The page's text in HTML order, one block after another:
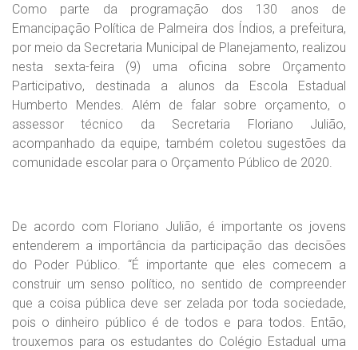
Como parte da programação dos 130 anos de
Emancipação Política de Palmeira dos Índios, a prefeitura,
por meio da Secretaria Municipal de Planejamento, realizou
nesta sexta-feira (9) uma oficina sobre Orçamento
Participativo, destinada a alunos da Escola Estadual
Humberto Mendes. Além de falar sobre orçamento, o
assessor técnico da Secretaria Floriano Julião,
acompanhado da equipe, também coletou sugestões da
comunidade escolar para o Orçamento Público de 2020.
De acordo com Floriano Julião, é importante os jovens
entenderem a importância da participação das decisões
do Poder Público. “É importante que eles comecem a
construir um senso político, no sentido de compreender
que a coisa pública deve ser zelada por toda sociedade,
pois o dinheiro público é de todos e para todos. Então,
trouxemos para os estudantes do Colégio Estadual uma